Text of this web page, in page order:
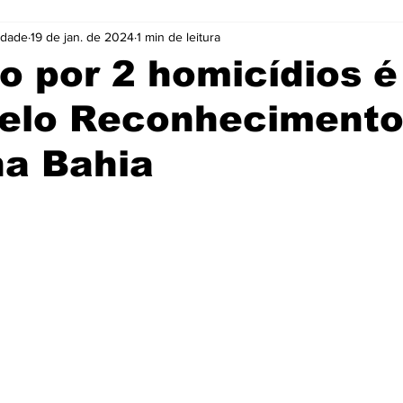
Cidades Coluna Concursos
Emprego Enquete Eventos Fotos
por 2 homicídios é
Reconhecimento
Bahia
19 de jan. de 20241 min de leitura
5 estrelas.